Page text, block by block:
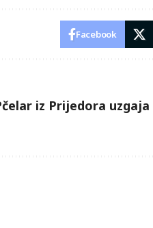
Facebook
iz Prijedora